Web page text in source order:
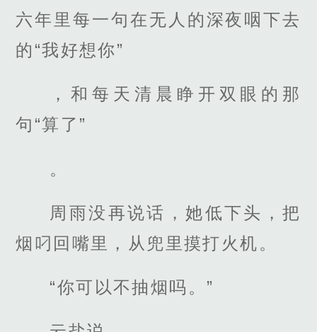
六年里每一句在无人的深夜咽下去
的“我好想你”
，和每天清晨睁开双眼的那
句“算了”
。
周雨没再说话，她低下头，把
烟叼回嘴里，从兜里摸打火机。
“你可以不抽烟吗。”